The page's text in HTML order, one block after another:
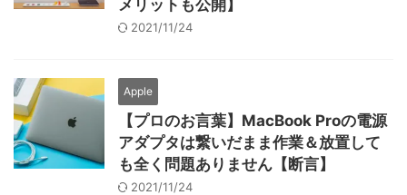
メリットも公開】
2021/11/24
Apple
【プロのお言葉】MacBook Proの電源
アダプタは繋いだまま作業＆放置して
も全く問題ありません【断言】
2021/11/24